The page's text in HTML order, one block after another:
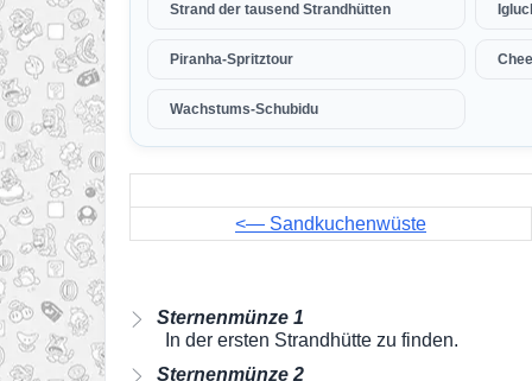
Strand der tausend Strandhütten
Piranha-Spritztour
Wachstums-Schubidu
<— Sandkuchenwüste
Sternenmünze 1
In der ersten Strandhütte zu finden.
Sternenmünze 2